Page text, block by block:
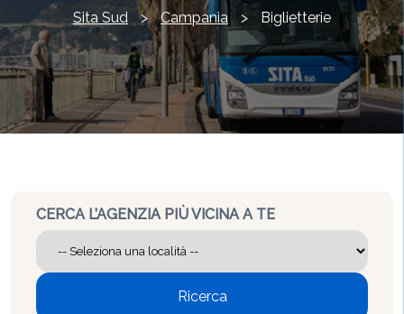
Sita Sud > Campania > Biglietterie
CERCA L’AGENZIA PIÙ VICINA A TE